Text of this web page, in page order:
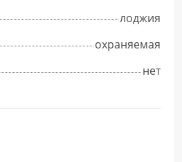
лоджия
охраняемая
нет